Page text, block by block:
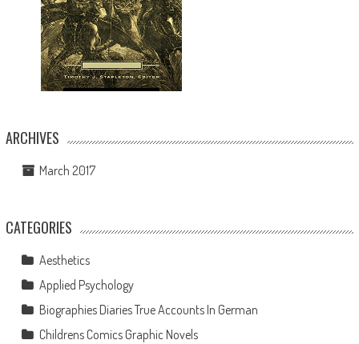
ARCHIVES
March 2017
CATEGORIES
Aesthetics
Applied Psychology
Biographies Diaries True Accounts In German
Childrens Comics Graphic Novels